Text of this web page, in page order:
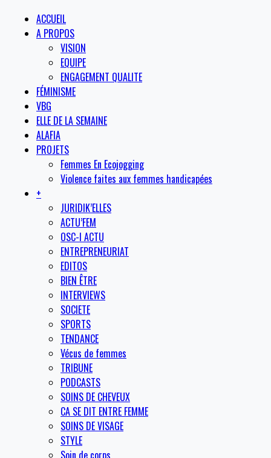
ACCUEIL
A PROPOS
VISION
EQUIPE
ENGAGEMENT QUALITE
FÉMINISME
VBG
ELLE DE LA SEMAINE
ALAFIA
PROJETS
Femmes En Ecojogging
Violence faites aux femmes handicapées
+
JURIDIK’ELLES
ACTU’FEM
OSC-I ACTU
ENTREPRENEURIAT
EDITOS
BIEN ÊTRE
INTERVIEWS
SOCIETE
SPORTS
TENDANCE
Vécus de femmes
TRIBUNE
PODCASTS
SOINS DE CHEVEUX
CA SE DIT ENTRE FEMME
SOINS DE VISAGE
STYLE